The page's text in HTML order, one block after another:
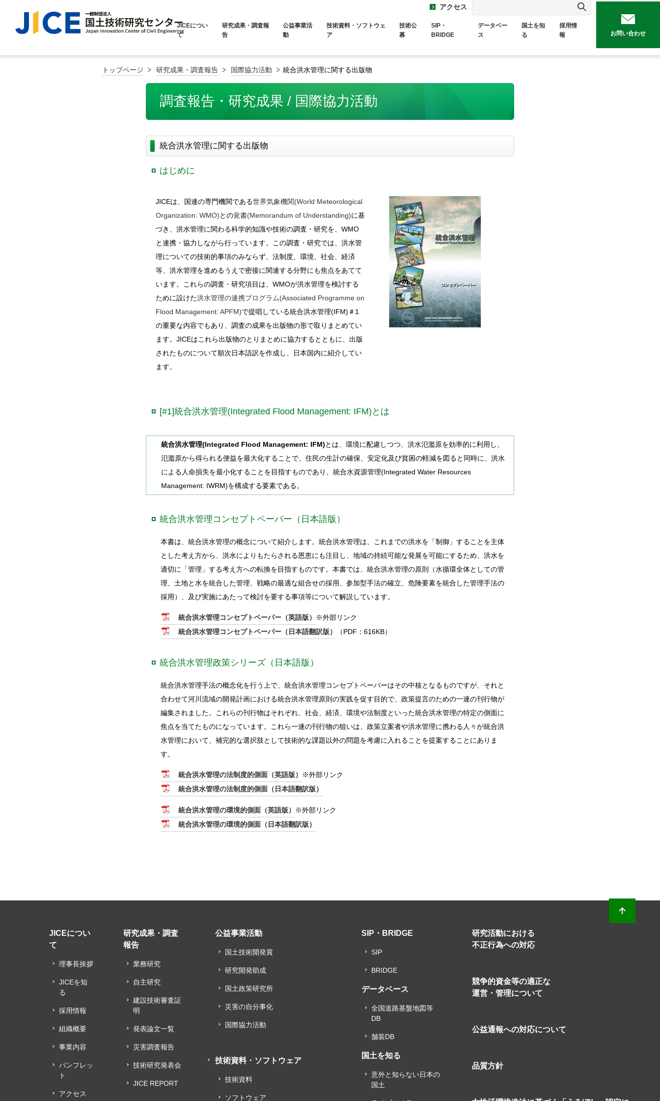
アクセス
JICEについ
て
研究成果・調査報
告
公益事業活
動
技術資料・ソフトウェ
ア
技術公
募
SIP・
BRIDGE
データベー
ス
国土を知
る
採用情
報 お問い合わせ
トップページ 研究成果・調査報告 国際協力活動 統合洪水管理に関する出版物
調査報告・研究成果 / 国際協力活動
統合洪水管理に関する出版物
はじめに
JICEは、国連の専門機関である世界気象機関(World Meteorological
Organization: WMO)との覚書(Memorandum of Understanding)に基
づき、洪水管理に関わる科学的知識や技術の調査・研究を、WMO
と連携・協力しながら行っています。この調査・研究では、洪水管
理についての技術的事項のみならず、法制度、環境、社会、経済
等、洪水管理を進めるうえで密接に関連する分野にも焦点をあてて
います。これらの調査・研究項目は、WMOが洪水管理を検討する
ために設けた洪水管理の連携プログラム(Associated Programme on
Flood Management: APFM)で提唱している統合洪水管理(IFM)＃1
の重要な内容でもあり、調査の成果を出版物の形で取りまとめてい
ます。JICEはこれら出版物のとりまとめに協力するとともに、出版
されたものについて順次日本語訳を作成し、日本国内に紹介してい
ます。
[#1]統合洪水管理(Integrated Flood Management: IFM)とは
統合洪水管理(Integrated Flood Management: IFM)とは、環境に配慮しつつ、洪水氾濫原を効率的に利用し、
氾濫原から得られる便益を最大化することで、住民の生計の確保、安定化及び貧困の軽減を図ると同時に、洪水
による人命損失を最小化することを目指すものであり、統合水資源管理(Integrated Water Resources
Management: IWRM)を構成する要素である。
統合洪水管理コンセプトペーパー（日本語版）
本書は、統合洪水管理の概念について紹介します。統合洪水管理は、これまでの洪水を「制御」することを主体
とした考え方から、洪水によりもたらされる恩恵にも注目し、地域の持続可能な発展を可能にするため、洪水を
適切に「管理」する考え方への転換を目指すものです。本書では、統合洪水管理の原則（水循環全体としての管
理、土地と水を統合した管理、戦略の最適な組合せの採用、参加型手法の確立、危険要素を統合した管理手法の
採用）、及び実施にあたって検討を要する事項等について解説しています。
統合洪水管理コンセプトペーパー（英語版）
※外部リンク
統合洪水管理コンセプトペーパー（日本語翻訳版）
（PDF：616KB）
統合洪水管理政策シリーズ（日本語版）
統合洪水管理手法の概念化を行う上で、統合洪水管理コンセプトペーパーはその中核となるものですが、それと
合わせて河川流域の開発計画における統合洪水管理原則の実践を促す目的で、政策提言のための一連の刊行物が
編集されました。これらの刊行物はそれぞれ、社会、経済、環境や法制度といった統合洪水管理の特定の側面に
焦点を当てたものになっています。これら一連の刊行物の狙いは、政策立案者や洪水管理に携わる人々が統合洪
水管理において、補完的な選択肢として技術的な課題以外の問題を考慮に入れることを提案することにありま
す。
統合洪水管理の法制度的側面（英語版）
※外部リンク
統合洪水管理の法制度的側面（日本語翻訳版）
統合洪水管理の環境的側面（英語版）
※外部リンク
統合洪水管理の環境的側面（日本語翻訳版）
JICEについ
て
理事長挨拶
JICEを知
る
採用情報
組織概要
事業内容
パンフレッ
ト
アクセス
研究成果・調査
報告
業務研究
自主研究
建設技術審査証
明
発表論文一覧
災害調査報告
技術研究発表会
JICE REPORT
公益事業活動
国土技術開発賞
研究開発助成
国土政策研究所
災害の自分事化
国際協力活動
技術資料・ソフトウェア
技術資料
ソフトウェア
SIP・BRIDGE
SIP
BRIDGE
データベース
全国道路基盤地図等
DB
舗装DB
国土を知る
意外と知らない日本の
国土
研究活動における
不正行為への対応
競争的資金等の適正な
運営・管理について
公益通報への対応について
品質方針